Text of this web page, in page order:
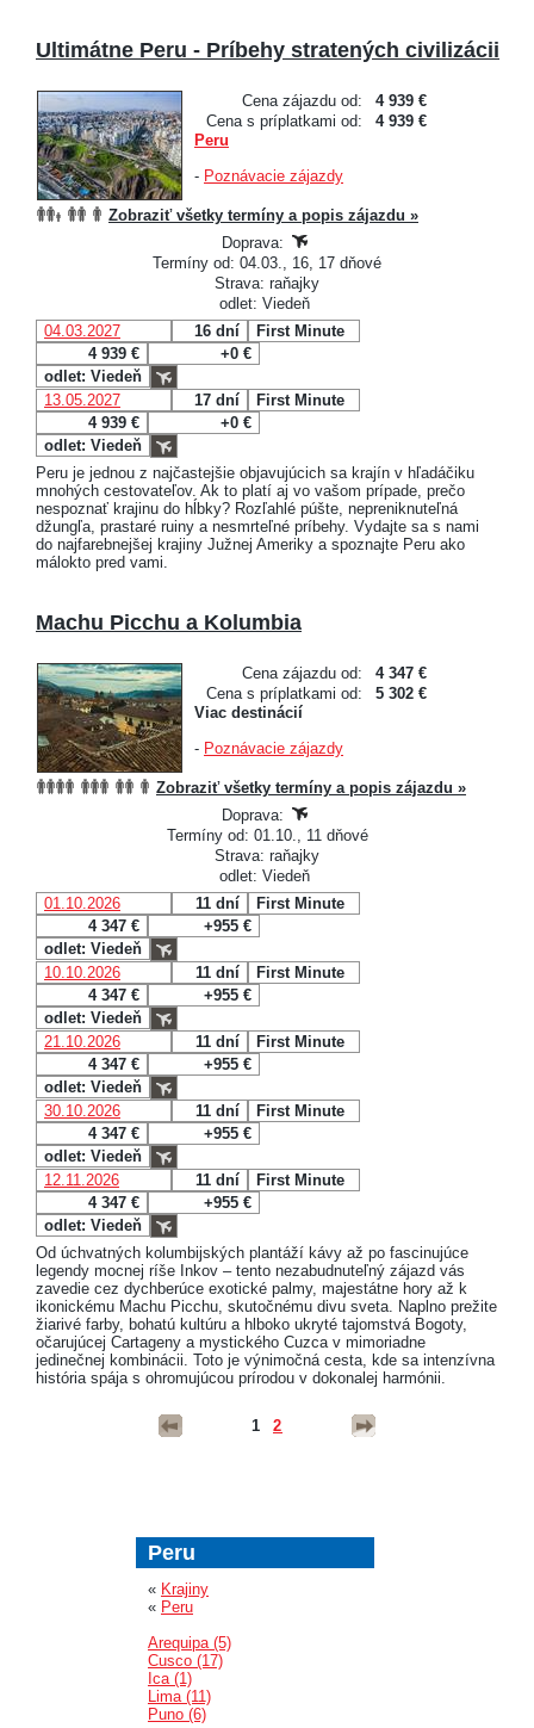
Ultimátne Peru - Príbehy stratených civilizácii
Cena zájazdu od:
4 939 €
Cena s príplatkami od:
4 939 €
Peru
- Poznávacie zájazdy
Zobraziť všetky termíny a popis zájazdu »
Doprava:
Termíny od: 04.03., 16, 17 dňové
Strava: raňajky
odlet: Viedeň
04.03.2027
16 dní
First Minute
4 939 €
+0 €
odlet: Viedeň
13.05.2027
17 dní
First Minute
4 939 €
+0 €
odlet: Viedeň
Peru je jednou z najčastejšie objavujúcich sa krajín v hľadáčiku
mnohých cestovateľov. Ak to platí aj vo vašom prípade, prečo
nespoznať krajinu do hĺbky? Rozľahlé púšte, nepreniknuteľná
džungľa, prastaré ruiny a nesmrteľné príbehy. Vydajte sa s nami
do najfarebnejšej krajiny Južnej Ameriky a spoznajte Peru ako
málokto pred vami.
Machu Picchu a Kolumbia
Cena zájazdu od:
4 347 €
Cena s príplatkami od:
5 302 €
Viac destinácií
- Poznávacie zájazdy
Zobraziť všetky termíny a popis zájazdu »
Doprava:
Termíny od: 01.10., 11 dňové
Strava: raňajky
odlet: Viedeň
01.10.2026
11 dní
First Minute
4 347 €
+955 €
odlet: Viedeň
10.10.2026
11 dní
First Minute
4 347 €
+955 €
odlet: Viedeň
21.10.2026
11 dní
First Minute
4 347 €
+955 €
odlet: Viedeň
30.10.2026
11 dní
First Minute
4 347 €
+955 €
odlet: Viedeň
12.11.2026
11 dní
First Minute
4 347 €
+955 €
odlet: Viedeň
Od úchvatných kolumbijských plantáží kávy až po fascinujúce
legendy mocnej ríše Inkov – tento nezabudnuteľný zájazd vás
zavedie cez dychberúce exotické palmy, majestátne hory až k
ikonickému Machu Picchu, skutočnému divu sveta. Naplno prežite
žiarivé farby, bohatú kultúru a hlboko ukryté tajomstvá Bogoty,
očarujúcej Cartageny a mystického Cuzca v mimoriadne
jedinečnej kombinácii. Toto je výnimočná cesta, kde sa intenzívna
história spája s ohromujúcou prírodou v dokonalej harmónii.
1 2
Peru
« Krajiny
« Peru
Arequipa (5)
Cusco (17)
Ica (1)
Lima (11)
Puno (6)